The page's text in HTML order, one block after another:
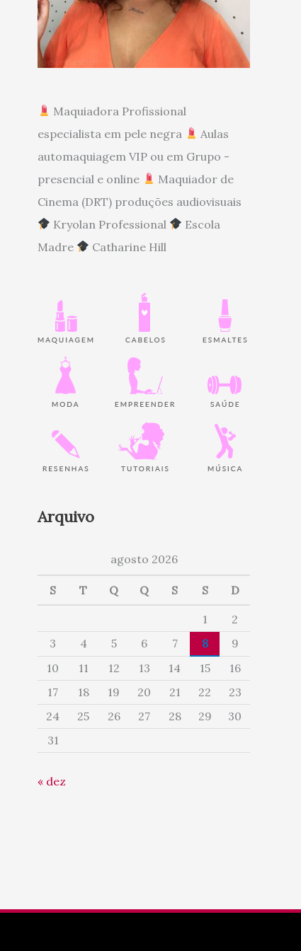
Maquiadora Profissional
especialista em pele negra
Aulas
automaquiagem VIP ou em Grupo -
presencial e online
Maquiador de
Cinema (DRT) produções audiovisuais
Kryolan Professional
Escola
Madre
Catharine Hill
Arquivo
agosto 2026
S T Q Q S S D
1
2
3
4 5 6 7 8
9
10
11 12 13 14 15
16
17
18 19 20 21 22
23
24
25 26 27 28 29
30
31
« dez